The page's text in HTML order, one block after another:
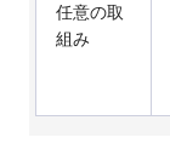
任意の取
組み